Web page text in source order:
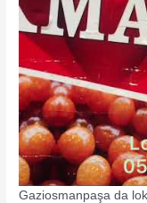
Gaziosmanpaşa da